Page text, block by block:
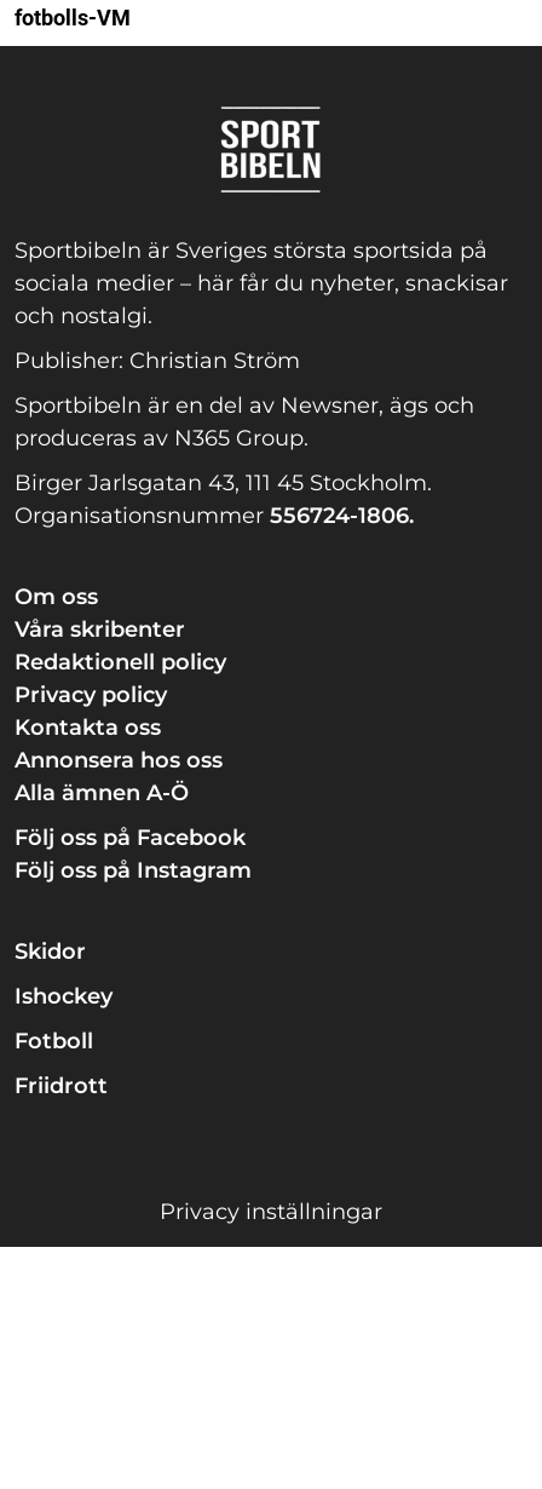
fotbolls-VM
Sportbibeln är Sveriges största sportsida på
sociala medier – här får du nyheter, snackisar
och nostalgi.
Publisher: Christian Ström
Sportbibeln är en del av Newsner, ägs och
produceras av N365 Group.
Birger Jarlsgatan 43, 111 45 Stockholm.
Organisationsnummer 556724-1806.
Om oss
Våra skribenter
Redaktionell policy
Privacy policy
Kontakta oss
Annonsera hos oss
Alla ämnen A-Ö
Följ oss på Facebook
Följ oss på Instagram
Skidor
Ishockey
Fotboll
Friidrott
Privacy inställningar